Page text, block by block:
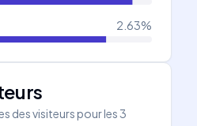
2.63%
des visiteurs pour les 3